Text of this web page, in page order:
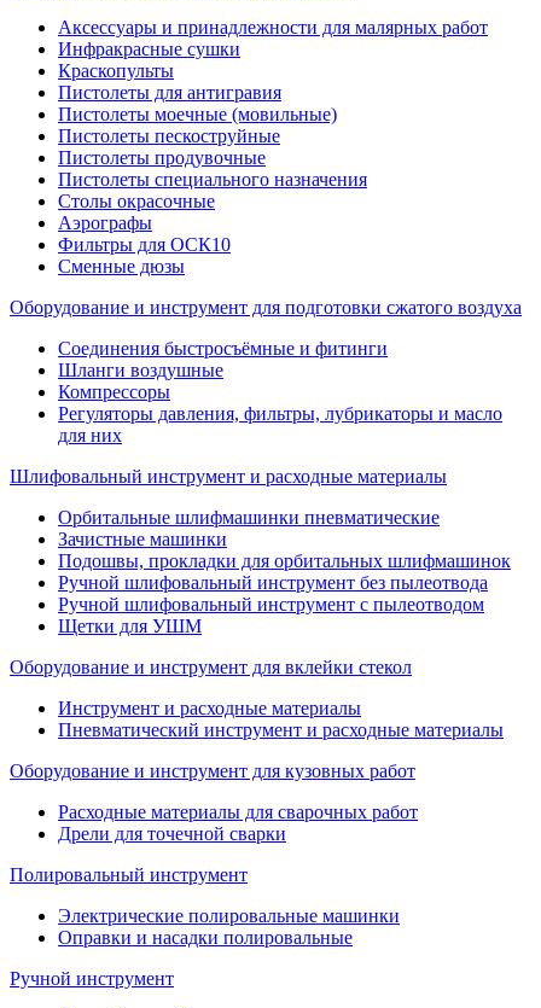
Аксессуары и принадлежности для малярных работ
Инфракрасные сушки
Краскопульты
Пистолеты для антигравия
Пистолеты моечные (мовильные)
Пистолеты пескоструйные
Пистолеты продувочные
Пистолеты специального назначения
Столы окрасочные
Аэрографы
Фильтры для ОСК10
Сменные дюзы
Оборудование и инструмент для подготовки сжатого воздуха
Соединения быстросъёмные и фитинги
Шланги воздушные
Компрессоры
Регуляторы давления, фильтры, лубрикаторы и масло
для них
Шлифовальный инструмент и расходные материалы
Орбитальные шлифмашинки пневматические
Зачистные машинки
Подошвы, прокладки для орбитальных шлифмашинок
Ручной шлифовальный инструмент без пылеотвода
Ручной шлифовальный инструмент с пылеотводом
Щетки для УШМ
Оборудование и инструмент для вклейки стекол
Инструмент и расходные материалы
Пневматический инструмент и расходные материалы
Оборудование и инструмент для кузовных работ
Расходные материалы для сварочных работ
Дрели для точечной сварки
Полировальный инструмент
Электрические полировальные машинки
Оправки и насадки полировальные
Ручной инструмент